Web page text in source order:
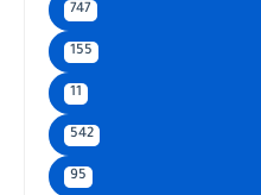
747
155
11
542
95